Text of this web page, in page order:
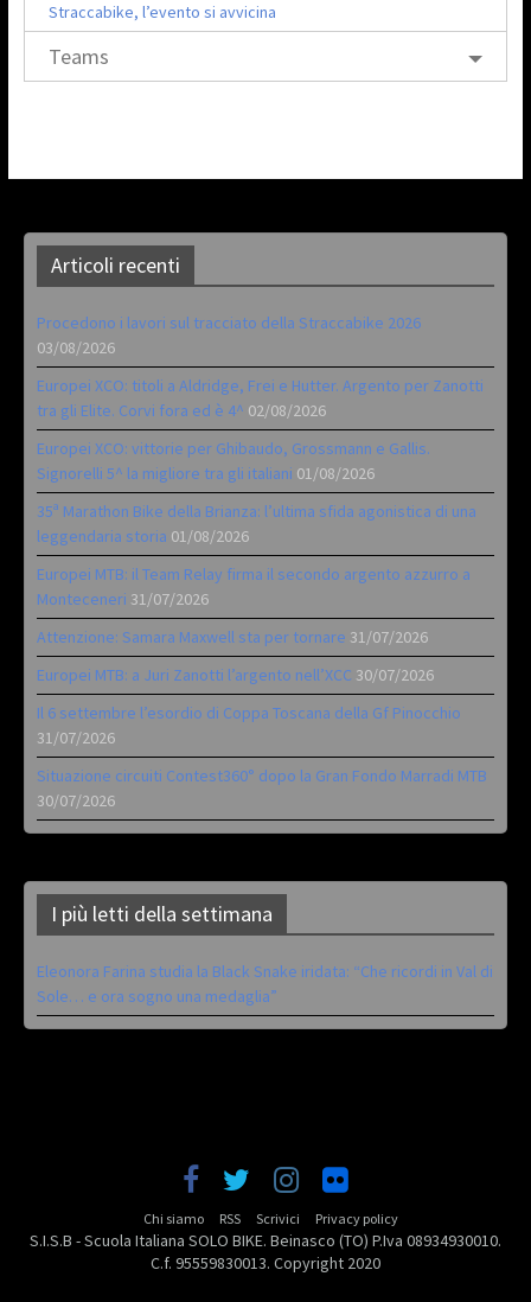
Straccabike, l’evento si avvicina
Teams
Articoli recenti
Procedono i lavori sul tracciato della Straccabike 2026
03/08/2026
Europei XCO: titoli a Aldridge, Frei e Hutter. Argento per Zanotti
tra gli Elite. Corvi fora ed è 4^ 02/08/2026
Europei XCO: vittorie per Ghibaudo, Grossmann e Gallis.
Signorelli 5^ la migliore tra gli italiani 01/08/2026
35ª Marathon Bike della Brianza: l’ultima sfida agonistica di una
leggendaria storia 01/08/2026
Europei MTB: il Team Relay firma il secondo argento azzurro a
Monteceneri 31/07/2026
Attenzione: Samara Maxwell sta per tornare 31/07/2026
Europei MTB: a Juri Zanotti l’argento nell’XCC 30/07/2026
Il 6 settembre l’esordio di Coppa Toscana della Gf Pinocchio
31/07/2026
Situazione circuiti Contest360° dopo la Gran Fondo Marradi MTB
30/07/2026
I più letti della settimana
Eleonora Farina studia la Black Snake iridata: “Che ricordi in Val di
Sole… e ora sogno una medaglia”
Chi siamo RSS Scrivici Privacy policy
S.I.S.B - Scuola Italiana SOLO BIKE. Beinasco (TO) P.Iva 08934930010.
C.f. 95559830013. Copyright 2020